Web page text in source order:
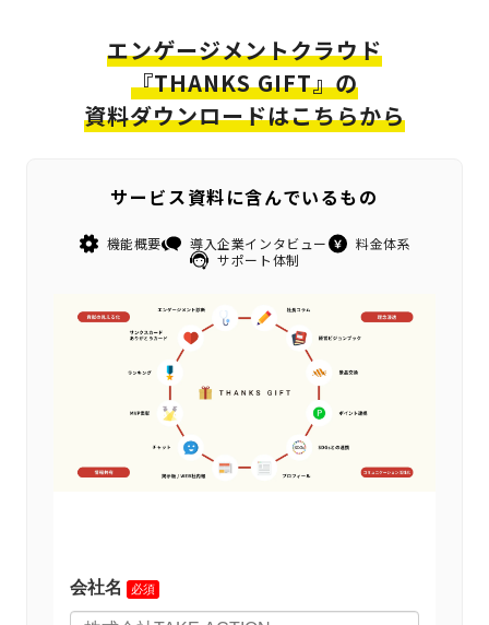
エンゲージメントクラウド
『THANKS GIFT』の
資料ダウンロードはこちらから
サービス資料に含んでいるもの
機能概要 導入企業インタビュー
料金体系
サポート体制